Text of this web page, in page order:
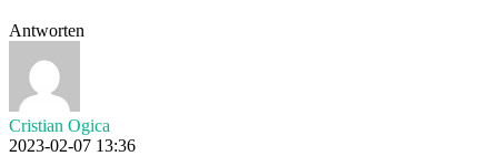
Antworten
Cristian Ogica
2023-02-07 13:36